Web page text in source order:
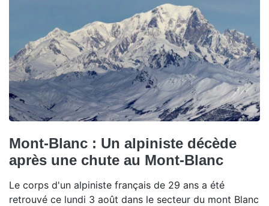
Mont-Blanc : Un alpiniste décède
après une chute au Mont-Blanc
Le corps d'un alpiniste français de 29 ans a été
retrouvé ce lundi 3 août dans le secteur du mont Blanc